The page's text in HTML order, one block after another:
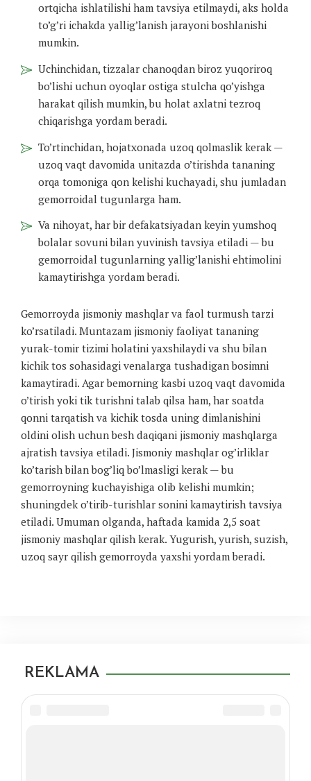
ortqicha ishlatilishi ham tavsiya etilmaydi, aks holda
to’g’ri ichakda yallig’lanish jarayoni boshlanishi
mumkin.
Uchinchidan, tizzalar chanoqdan biroz yuqoriroq
bo’lishi uchun oyoqlar ostiga stulcha qo’yishga
harakat qilish mumkin, bu holat axlatni tezroq
chiqarishga yordam beradi.
To’rtinchidan, hojatxonada uzoq qolmaslik kerak —
uzoq vaqt davomida unitazda o’tirishda tananing
orqa tomoniga qon kelishi kuchayadi, shu jumladan
gemorroidal tugunlarga ham.
Va nihoyat, har bir defakatsiyadan keyin yumshoq
bolalar sovuni bilan yuvinish tavsiya etiladi — bu
gemorroidal tugunlarning yallig’lanishi ehtimolini
kamaytirishga yordam beradi.
Gemorroyda jismoniy mashqlar va faol turmush tarzi
ko’rsatiladi. Muntazam jismoniy faoliyat tananing
yurak-tomir tizimi holatini yaxshilaydi va shu bilan
kichik tos sohasidagi venalarga tushadigan bosimni
kamaytiradi. Agar bemorning kasbi uzoq vaqt davomida
o’tirish yoki tik turishni talab qilsa ham, har soatda
qonni tarqatish va kichik tosda uning dimlanishini
oldini olish uchun besh daqiqani jismoniy mashqlarga
ajratish tavsiya etiladi. Jismoniy mashqlar og’irliklar
ko’tarish bilan bog’liq bo’lmasligi kerak — bu
gemorroyning kuchayishiga olib kelishi mumkin;
shuningdek o’tirib-turishlar sonini kamaytirish tavsiya
etiladi. Umuman olganda, haftada kamida 2,5 soat
jismoniy mashqlar qilish kerak. Yugurish, yurish, suzish,
uzoq sayr qilish gemorroyda yaxshi yordam beradi.
REKLAMA